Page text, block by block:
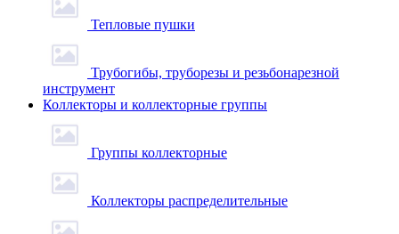
Тепловые пушки
Трубогибы, труборезы и резьбонарезной
инструмент
Коллекторы и коллекторные группы
Группы коллекторные
Коллекторы распределительные